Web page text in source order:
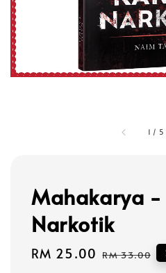
1 / 5
Mahakarya -
Narkotik
Sale
RM 25.00 Regular
RM 33.00